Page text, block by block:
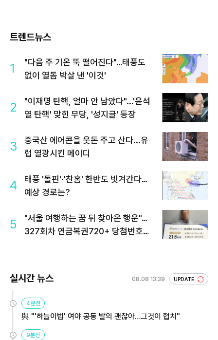
트렌드뉴스
1
"다음 주 기온 뚝 떨어진다"…태풍도
없이 열돔 박살 낸 '이것'
2
"이재명 탄핵, 얼마 안 남았다"...'윤석
열 탄핵' 맞힌 무당, '성지글' 등장
3
중국산 에어콘을 웃돈 주고 산다...유
럽 열광시킨 메이디
4
태풍 '돌핀'·'찬홈' 한반도 빗겨간다…
예상 경로는?
5
"서울 여행하는 꿈 뒤 찾아온 행운"…
327회차 연금복권720+ 당첨번호조
실시간 뉴스 08.08 13:39 UPDATE
4분전
與 "'하늘이법' 여야 공동 발의 괜찮아…그것이 협치"
9분전